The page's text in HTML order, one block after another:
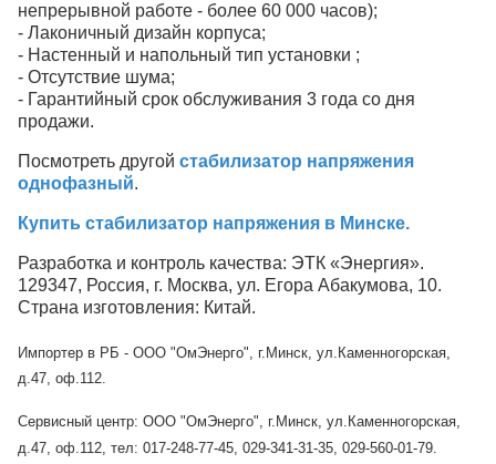
непрерывной работе - более 60 000 часов);
- Лаконичный дизайн корпуса;
- Настенный и напольный тип установки ;
- Отсутствие шума;
- Гарантийный срок обслуживания 3 года со дня
продажи.
Посмотреть другой стабилизатор напряжения
однофазный.
Купить стабилизатор напряжения в Минске.
Разработка и контроль качества: ЭТК «Энергия».
129347, Россия, г. Москва, ул. Егора Абакумова, 10.
Страна изготовления: Китай.
Импортер в РБ - ООО "ОмЭнерго", г.Минск, ул.Каменногорская,
д.47, оф.112.
Сервисный центр: ООО "ОмЭнерго", г.Минск, ул.Каменногорская,
д.47, оф.112, тел: 017-248-77-45, 029-341-31-35, 029-560-01-79.